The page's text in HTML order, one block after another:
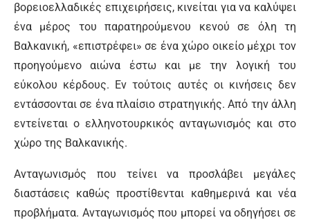
βορειοελλαδικές επιχειρήσεις, κινείται για να καλύψει
ένα μέρος του παρατηρούμενου κενού σε όλη τη
Βαλκανική, «επιστρέφει» σε ένα χώρο οικείο μέχρι τον
προηγούμενο αιώνα έστω και με την λογική του
εύκολου κέρδους. Εν τούτοις αυτές οι κινήσεις δεν
εντάσσονται σε ένα πλαίσιο στρατηγικής. Από την άλλη
εντείνεται ο ελληνοτουρκικός ανταγωνισμός και στο
χώρο της Βαλκανικής.
Ανταγωνισμός που τείνει να προσλάβει μεγάλες
διαστάσεις καθώς προστίθενται καθημερινά και νέα
προβλήματα. Ανταγωνισμός που μπορεί να οδηγήσει σε